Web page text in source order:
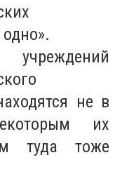
не в
их
туда тоже